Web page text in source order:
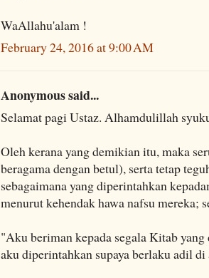
WaAllahu'alam !
February 24, 2016 at 9:00 AM
Anonymous said...
Selamat pagi Ustaz. Alhamdulillah
Oleh kerana yang demikian itu, maka
beragama dengan betul), serta tetap
sebagaimana yang diperintahkan
menurut kehendak hawa nafsu mereka;
"Aku beriman kepada segala Kitab
aku diperintahkan supaya berlaku adil di